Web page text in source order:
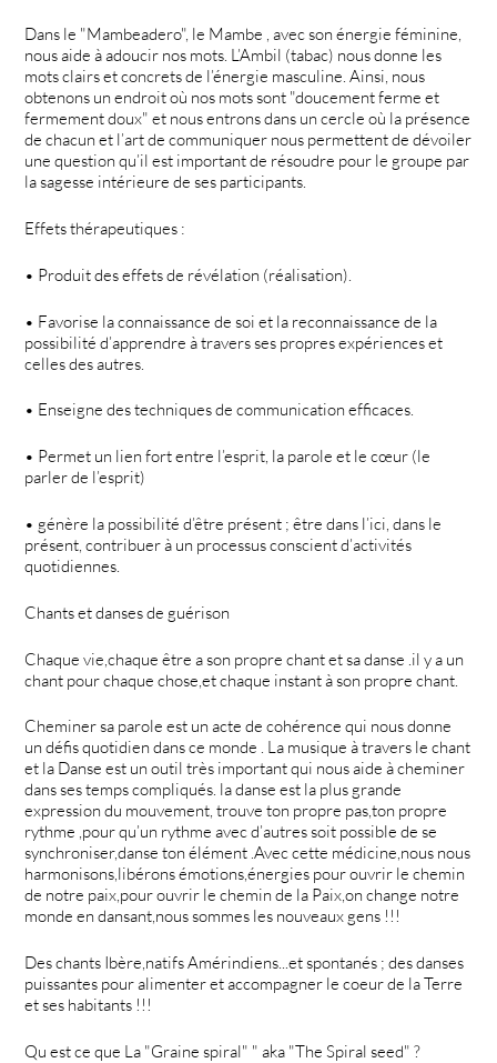
Dans le "Mambeadero", le Mambe , avec son énergie féminine,
nous aide à adoucir nos mots. L’Ambil (tabac) nous donne les
mots clairs et concrets de l’énergie masculine. Ainsi, nous
obtenons un endroit où nos mots sont "doucement ferme et
fermement doux" et nous entrons dans un cercle où la présence
de chacun et l’art de communiquer nous permettent de dévoiler
une question qu’il est important de résoudre pour le groupe par
la sagesse intérieure de ses participants.
Effets thérapeutiques :
• Produit des effets de révélation (réalisation).
• Favorise la connaissance de soi et la reconnaissance de la
possibilité d’apprendre à travers ses propres expériences et
celles des autres.
• Enseigne des techniques de communication efficaces.
• Permet un lien fort entre l’esprit, la parole et le cœur (le
parler de l’esprit)
• génère la possibilité d’être présent ; être dans l’ici, dans le
présent, contribuer à un processus conscient d’activités
quotidiennes.
Chants et danses de guérison
Chaque vie,chaque être a son propre chant et sa danse .il y a un
chant pour chaque chose,et chaque instant à son propre chant.
Cheminer sa parole est un acte de cohérence qui nous donne
un défis quotidien dans ce monde . La musique à travers le chant
et la Danse est un outil très important qui nous aide à cheminer
dans ses temps compliqués. la danse est la plus grande
expression du mouvement, trouve ton propre pas,ton propre
rythme ,pour qu’un rythme avec d’autres soit possible de se
synchroniser,danse ton élément .Avec cette médicine,nous nous
harmonisons,libérons émotions,énergies pour ouvrir le chemin
de notre paix,pour ouvrir le chemin de la Paix,on change notre
monde en dansant,nous sommes les nouveaux gens !!!
Des chants Ibère,natifs Amérindiens...et spontanés ; des danses
puissantes pour alimenter et accompagner le coeur de la Terre
et ses habitants !!!
Qu est ce que La "Graine spiral" " aka "The Spiral seed" ?